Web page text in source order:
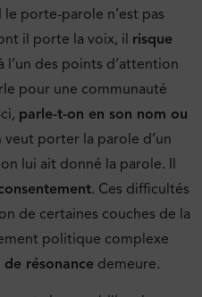
le porte-parole n’est pas
il porte la voix, il risque
l’un des points d’attention
pour une communauté
parle-t-on en son nom ou
veut porter la parole d’un
lui ait donné la parole. Il
. Ces difficultés
de certaines couches de la
politique complexe
de résonance demeure.